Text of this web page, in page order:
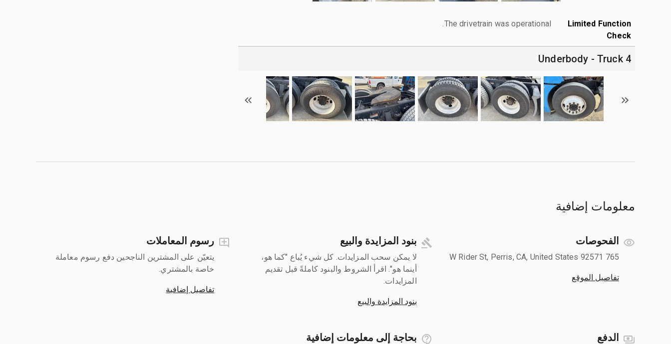
Limited Function
Check
The drivetrain was operational.
4 Underbody - Truck
معلومات إضافية
الفحوصات
765 W Rider St, Perris, CA, United States 92571
تفاصيل الموقع
بنود المزايدة والبيع
لا يمكن سحب المزايدات. كل شيء يُباع "كما هو،
أينما هو". اقرأ الشروط والبنود كاملةً قبل تقديم
المزايدات.
بنود المزايدة والبيع
رسوم المعاملات
يتعيّن على المشترين الناجحين دفع رسوم معاملة
خاصة بالمشتري.
تفاصيل إضافية
الدفع بحاجة إلى معلومات إضافية